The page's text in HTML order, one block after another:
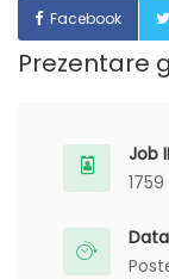
Facebook
Prezentare
Job
1759